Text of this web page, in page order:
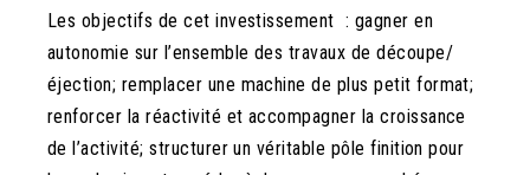
Les objectifs de cet investissement : gagner en
autonomie sur l’ensemble des travaux de découpe/
éjection; remplacer une machine de plus petit format;
renforcer la réactivité et accompagner la croissance
de l’activité; structurer un véritable pôle finition pour